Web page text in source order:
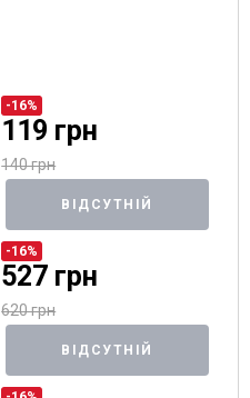
-16%
119 грн
140 грн
ВІДСУТНІЙ
-16%
527 грн
620 грн
ВІДСУТНІЙ